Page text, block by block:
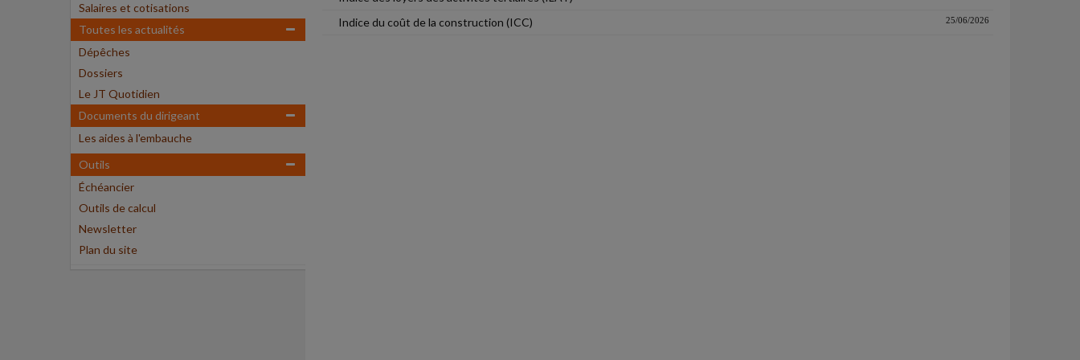
Salaires et cotisations
Toutes les actualités
Dépêches
Dossiers
Le JT Quotidien
Documents du dirigeant
Les aides à l'embauche
Outils
Échéancier
Outils de calcul
Newsletter
Plan du site
Indice du coût de la construction (ICC)
25/06/2026